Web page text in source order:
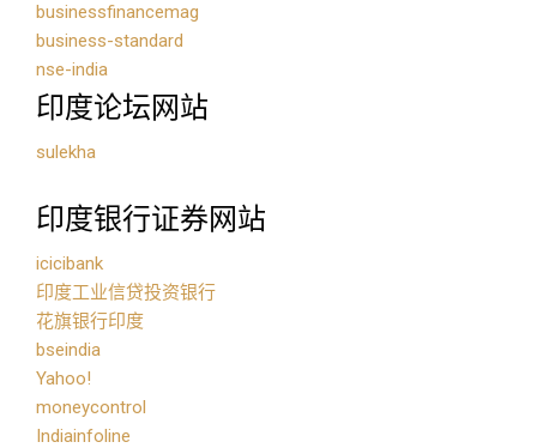
businessfinancemag
business-standard
nse-india
印度论坛网站
sulekha
印度银行证券网站
icicibank
印度工业信贷投资银行
花旗银行印度
bseindia
Yahoo!
moneycontrol
Indiainfoline